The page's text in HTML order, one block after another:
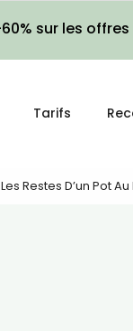
60% sur les
Tarifs
Restes D’un Pot Au